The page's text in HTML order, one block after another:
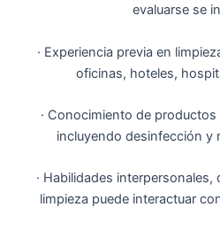
evaluarse se
· Experiencia previa en
oficinas, hoteles,
· Conocimiento de
incluyendo desinfección y
· Habilidades
limpieza puede interactuar